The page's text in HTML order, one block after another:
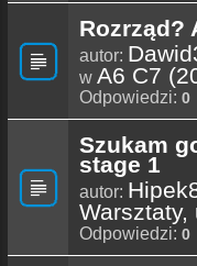
Rozrząd?
autor:
w A6 C7
Odpowiedzi: 0
Szukam
stage 1
autor:
Warsztaty,
Odpowiedzi: 0